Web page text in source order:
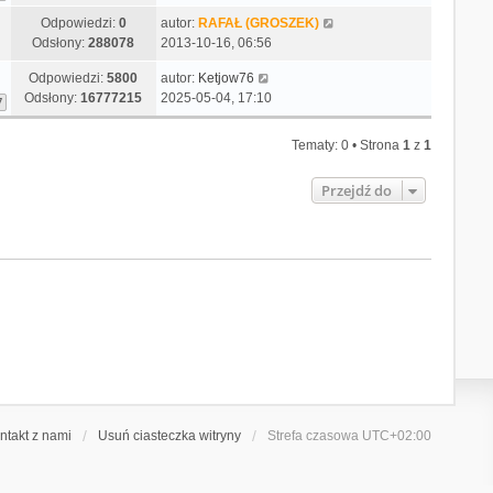
o
s
s
z
p
o
s
n
o
s
z
Odpowiedzi: 0
Odsłony:288078
autor: RAFAŁ (GROSZEK)
2013-10-16, 06:56
Odpowiedzi:5800
Odsłony:16777215
autor: Ketjow76
2025-05-04, 17:10
Tematy: 0 • Strona1 z1
Przejdź do
z nami Usuń ciasteczka witryny Strefa czasowa UTC+02:00